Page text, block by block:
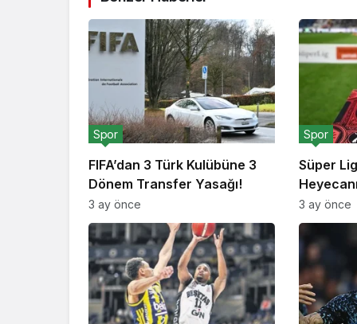
FIFA’dan 3 Türk Kulübüne 3
Dönem Transfer Yasağı!
Spor
3 ay önce
Süper
Spor
3 ay önce